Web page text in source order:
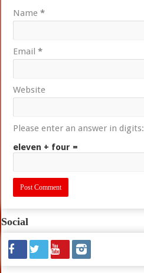
Name*
Email*
Website
Please enter an answer in digits:
eleven + four =
Social